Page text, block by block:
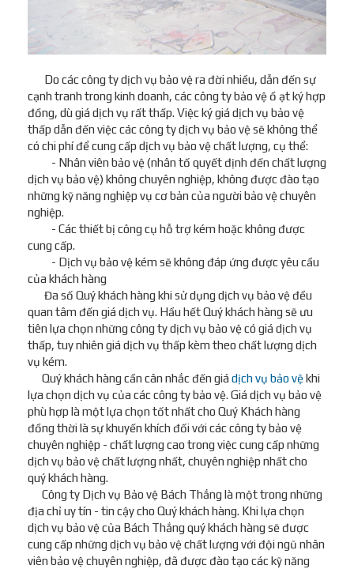
Do các công ty dịch vụ bảo vệ ra đời nhiều, dẫn đến sự
cạnh tranh trong kinh doanh, các công ty bảo vệ ồ ạt ký hợp
đồng, dù giá dịch vụ rất thấp. Việc ký giá dịch vụ bảo vệ
thấp dẫn đến việc các công ty dịch vụ bảo vệ sẽ không thể
có chi phí để cung cấp dịch vụ bảo vệ chất lượng, cụ thể:
- Nhân viên bảo vệ (nhân tố quyết định đến chất lượng
dịch vụ bảo vệ) không chuyên nghiệp, không được đào tạo
những kỹ năng nghiệp vụ cơ bản của người bảo vệ chuyên
nghiệp.
- Các thiết bị công cụ hỗ trợ kém hoặc không được
cung cấp.
- Dịch vụ bảo vệ kém sẽ không đáp ứng được yêu cầu
của khách hàng
Đa số Quý khách hàng khi sử dụng dịch vụ bảo vệ đều
quan tâm đến giá dịch vụ. Hầu hết Quý khách hàng sẽ ưu
tiên lựa chọn những công ty dịch vụ bảo vệ có giá dịch vụ
thấp, tuy nhiên giá dịch vụ thấp kèm theo chất lượng dịch
vụ kém.
Quý khách hàng cần cân nhắc đến giá dịch vụ bảo vệkhi
lựa chọn dịch vụ của các công ty bảo vệ. Giá dịch vụ bảo vệ
phù hợp là một lựa chọn tốt nhất cho Quý Khách hàng
đồng thời là sự khuyến khích đối với các công ty bảo vệ
chuyên nghiệp - chất lượng cao trong việc cung cấp những
dịch vụ bảo vệ chất lượng nhất, chuyên nghiệp nhất cho
quý khách hàng.
Công ty Dịch vụ Bảo vệ Bách Thắng là một trong những
địa chỉ uy tín - tin cậy cho Quý khách hàng. Khi lựa chọn
dịch vụ bảo vệ của Bách Thắng quý khách hàng sẽ được
cung cấp những dịch vụ bảo vệ chất lượng với đội ngũ nhân
viên bảo vệ chuyên nghiệp, đã được đào tạo các kỹ năng